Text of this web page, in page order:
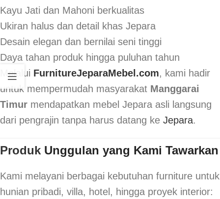
Kayu Jati dan Mahoni berkualitas
Ukiran halus dan detail khas Jepara
Desain elegan dan bernilai seni tinggi
Daya tahan produk hingga puluhan tahun
Melalui FurnitureJeparaMebel.com, kami hadir
untuk mempermudah masyarakat Manggarai
Timur mendapatkan mebel Jepara asli langsung
dari pengrajin tanpa harus datang ke Jepara.
Produk Unggulan yang Kami Tawarkan
Kami melayani berbagai kebutuhan furniture untuk
hunian pribadi, villa, hotel, hingga proyek interior: